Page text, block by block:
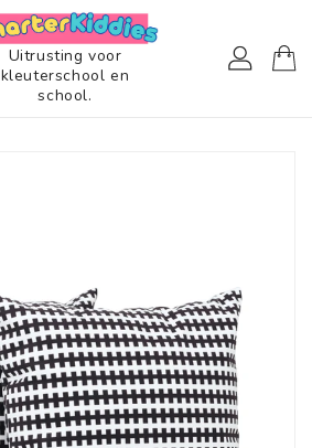
Uitrusting voor
kleuterschool en
school.